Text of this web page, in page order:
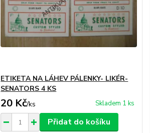
ETIKETA NA LÁHEV PÁLENKY- LIKÉR-
SENATORS 4 KS
20 Kč/ks Skladem 1 ks
Přidat do košíku